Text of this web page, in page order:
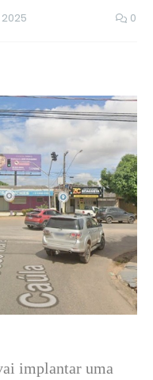
0
implantar uma